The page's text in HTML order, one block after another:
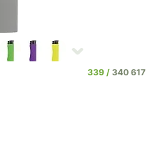
339
340 617